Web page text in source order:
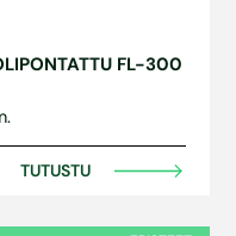
FL-300
TUTUSTU